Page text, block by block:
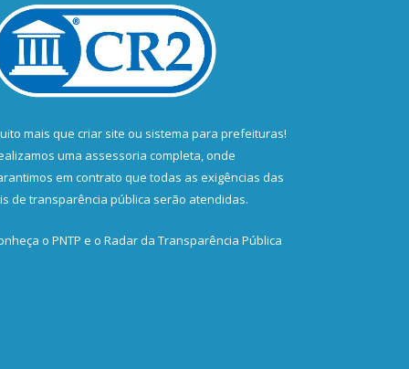
mais que criar site ou sistema para prefeituras!
uma assessoria completa, onde
em contrato que todas as exigências das
de transparência pública serão atendidas.
o PNTP e o Radar da Transparência Pública